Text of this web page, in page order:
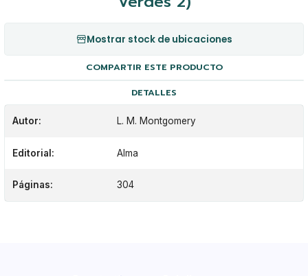
Mostrar stock de ubicaciones
COMPARTIR ESTE PRODUCTO
DETALLES
Autor: L. M. Montgomery
Editorial: Alma
Páginas: 304